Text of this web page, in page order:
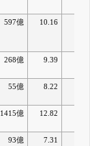
597億 10.16
268億 9.39
55億 8.22
1415億 12.82
93億 7.31